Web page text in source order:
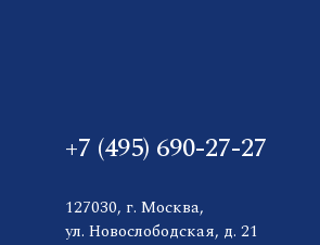
+7 (495) 690-27-27
127030, г. Москва,
ул. Новослободская, д. 21